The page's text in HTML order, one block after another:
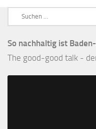
Suchen
nach:
So nachhaltig ist
The good-good talk -